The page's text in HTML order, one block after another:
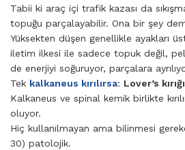
Tabii ki araç içi trafik kazası da
topuğu parçalayabilir. Ona bir şey
Yüksekten düşen genellikle ayakları
iletim ilkesi ile sadece topuk değil,
de enerjiyi soğuruyor, parçalara
Tek kalkaneus kırılırsa: Lover’s
Kalkaneus ve spinal kemik birlikte
oluyor.
Hiç kullanılmayan ama bilinmesi
30) patolojik.